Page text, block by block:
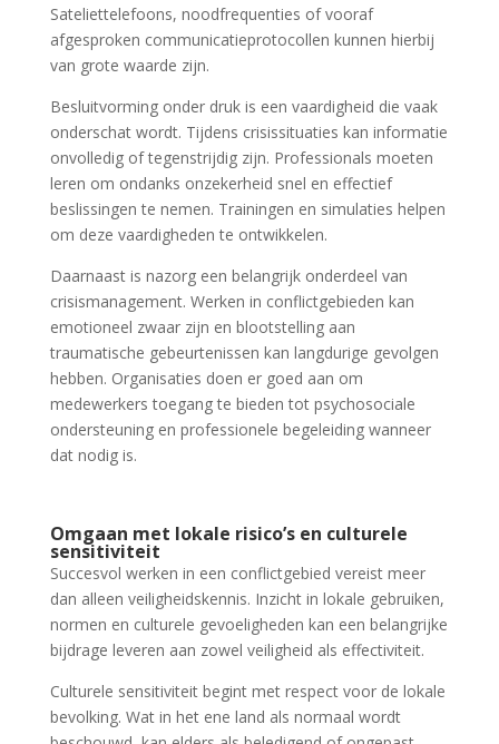
Sateliettelefoons, noodfrequenties of vooraf
afgesproken communicatieprotocollen kunnen hierbij
van grote waarde zijn.
Besluitvorming onder druk is een vaardigheid die vaak
onderschat wordt. Tijdens crisissituaties kan informatie
onvolledig of tegenstrijdig zijn. Professionals moeten
leren om ondanks onzekerheid snel en effectief
beslissingen te nemen. Trainingen en simulaties helpen
om deze vaardigheden te ontwikkelen.
Daarnaast is nazorg een belangrijk onderdeel van
crisismanagement. Werken in conflictgebieden kan
emotioneel zwaar zijn en blootstelling aan
traumatische gebeurtenissen kan langdurige gevolgen
hebben. Organisaties doen er goed aan om
medewerkers toegang te bieden tot psychosociale
ondersteuning en professionele begeleiding wanneer
dat nodig is.
Omgaan met lokale risico’s en culturele
sensitiviteit
Succesvol werken in een conflictgebied vereist meer
dan alleen veiligheidskennis. Inzicht in lokale gebruiken,
normen en culturele gevoeligheden kan een belangrijke
bijdrage leveren aan zowel veiligheid als effectiviteit.
Culturele sensitiviteit begint met respect voor de lokale
bevolking. Wat in het ene land als normaal wordt